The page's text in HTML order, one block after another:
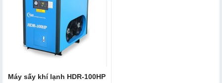
Máy sấy khí lạnh HDR-100HP